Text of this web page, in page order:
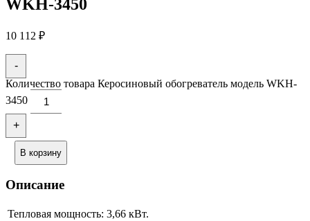
WKH-3450
10 112 ₽
-
Количество товара Керосиновый обогреватель модель WKH-
3450
+
В корзину
Описание
Тепловая мощность: 3,66 кВт.